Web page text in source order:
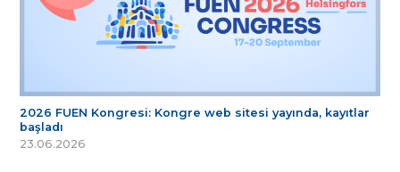
2026 FUEN Kongresi: Kongre web sitesi yayında, kayıtlar
başladı
23.06.2026